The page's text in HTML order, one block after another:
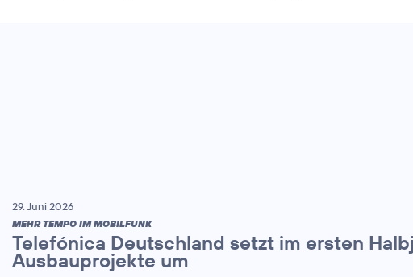
29. Juni 2026
MEHR TEMPO IM MOBILFUNK
Telefónica Deutschland setzt im ersten
Ausbauprojekte um